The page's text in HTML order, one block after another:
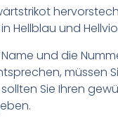
Hellblau und
und die
müssen
Sie Ihren